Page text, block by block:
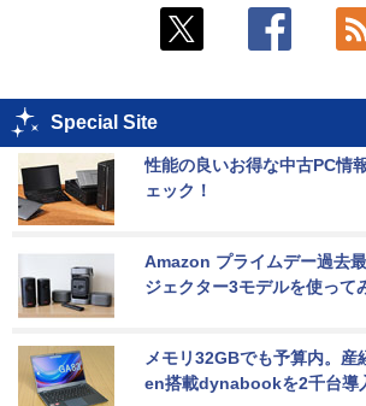
Special Site
性能の良いお得な中古PC情
ェック！
Amazon プライムデー過去
ジェクター3モデルを使って
メモリ32GBでも予算内。産
en搭載dynabookを2千台導